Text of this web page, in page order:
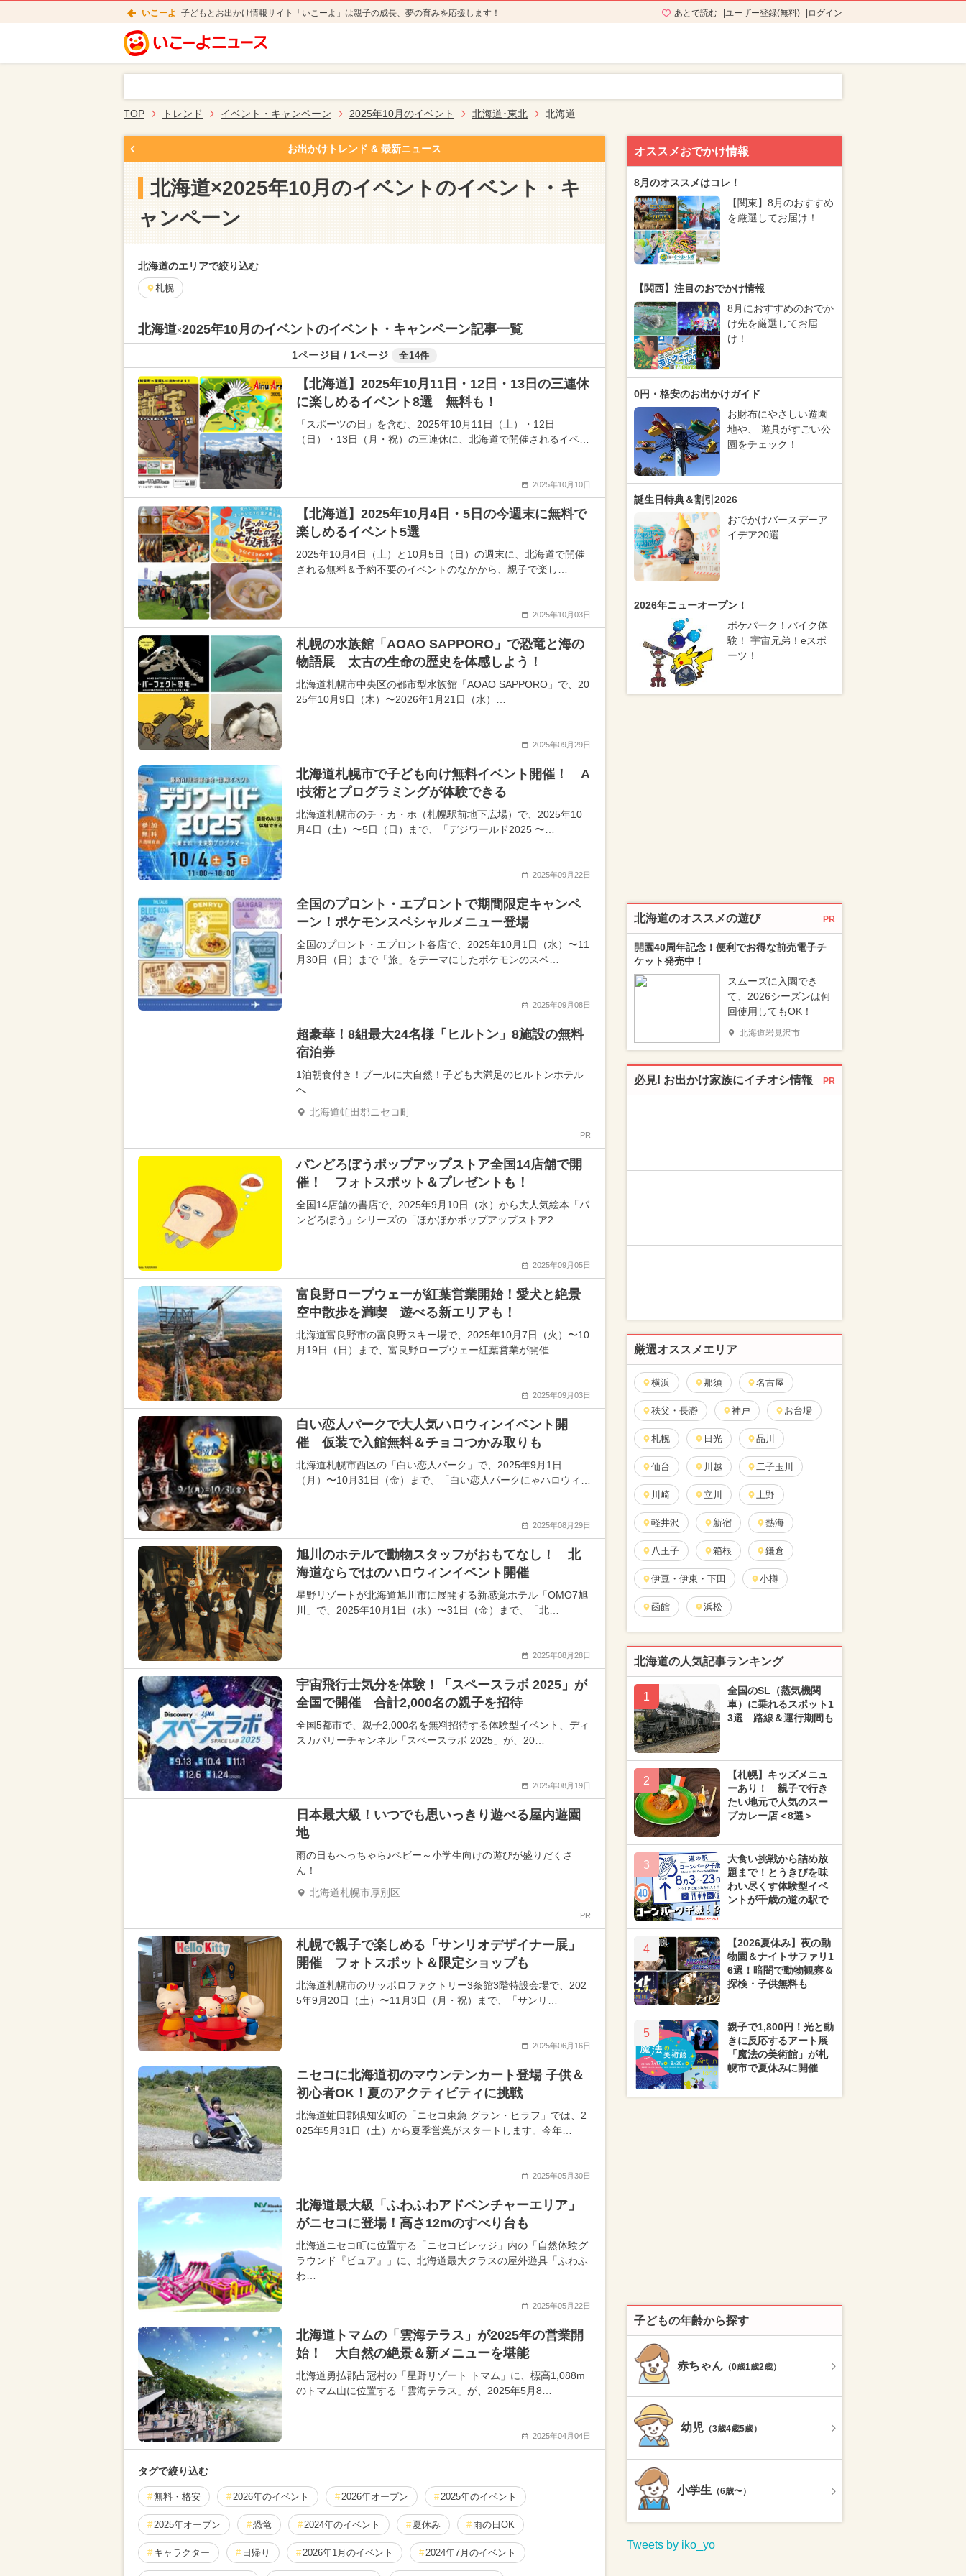
いこーよ 子どもとお出かけ情報サイト「いこーよ」は親子の成長、夢の育みを応援します！ あとで読む ユーザー登録(無料) ログイン
TOP トレンド イベント・キャンペーン 2025年10月のイベント 北海道･東北 北海道
お出かけトレンド & 最新ニュース
北海道×2025年10月のイベントのイベント・キ
ャンペーン
北海道のエリアで絞り込む
札幌
北海道×2025年10月のイベントのイベント・キャンペーン記事一覧
1ページ目 / 1ページ 全14件
【北海道】2025年10月11日・12日・13日の三連休
に楽しめるイベント8選 無料も！
「スポーツの日」を含む、2025年10月11日（土）・12日
（日）・13日（月・祝）の三連休に、北海道で開催されるイベ…
2025年10月10日
【北海道】2025年10月4日・5日の今週末に無料で
楽しめるイベント5選
2025年10月4日（土）と10月5日（日）の週末に、北海道で開催
される無料＆予約不要のイベントのなかから、親子で楽し…
2025年10月03日
札幌の水族館「AOAO SAPPORO」で恐竜と海の
物語展 太古の生命の歴史を体感しよう！
北海道札幌市中央区の都市型水族館「AOAO SAPPORO」で、20
25年10月9日（木）〜2026年1月21日（水）…
2025年09月29日
北海道札幌市で子ども向け無料イベント開催！ A
I技術とプログラミングが体験できる
北海道札幌市のチ・カ・ホ（札幌駅前地下広場）で、2025年10
月4日（土）〜5日（日）まで、「デジワールド2025 〜…
2025年09月22日
全国のプロント・エプロントで期間限定キャンペ
ーン！ポケモンスペシャルメニュー登場
全国のプロント・エプロント各店で、2025年10月1日（水）〜11
月30日（日）まで「旅」をテーマにしたポケモンのスペ…
2025年09月08日
超豪華！8組最大24名様「ヒルトン」8施設の無料
宿泊券
1泊朝食付き！プールに大自然！子ども大満足のヒルトンホテル
へ
北海道虻田郡ニセコ町
PR
パンどろぼうポップアップストア全国14店舗で開
催！ フォトスポット＆プレゼントも！
全国14店舗の書店で、2025年9月10日（水）から大人気絵本「パ
ンどろぼう」シリーズの「ほかほかポップアップストア2…
2025年09月05日
富良野ロープウェーが紅葉営業開始！愛犬と絶景
空中散歩を満喫 遊べる新エリアも！
北海道富良野市の富良野スキー場で、2025年10月7日（火）〜10
月19日（日）まで、富良野ロープウェー紅葉営業が開催…
2025年09月03日
白い恋人パークで大人気ハロウィンイベント開
催 仮装で入館無料＆チョコつかみ取りも
北海道札幌市西区の「白い恋人パーク」で、2025年9月1日
（月）〜10月31日（金）まで、「白い恋人パークにゃハロウィ…
2025年08月29日
旭川のホテルで動物スタッフがおもてなし！ 北
海道ならではのハロウィンイベント開催
星野リゾートが北海道旭川市に展開する新感覚ホテル「OMO7旭
川」で、2025年10月1日（水）〜31日（金）まで、「北…
2025年08月28日
宇宙飛行士気分を体験！「スペースラボ 2025」が
全国で開催 合計2,000名の親子を招待
全国5都市で、親子2,000名を無料招待する体験型イベント、ディ
スカバリーチャンネル「スペースラボ 2025」が、20…
2025年08月19日
日本最大級！いつでも思いっきり遊べる屋内遊園
地
雨の日もへっちゃら♪ベビー～小学生向けの遊びが盛りだくさ
ん！
北海道札幌市厚別区
PR
札幌で親子で楽しめる「サンリオデザイナー展」
開催 フォトスポット＆限定ショップも
北海道札幌市のサッポロファクトリー3条館3階特設会場で、202
5年9月20日（土）〜11月3日（月・祝）まで、「サンリ…
2025年06月16日
ニセコに北海道初のマウンテンカート登場 子供＆
初心者OK！夏のアクティビティに挑戦
北海道虻田郡倶知安町の「ニセコ東急 グラン・ヒラフ」では、2
025年5月31日（土）から夏季営業がスタートします。今年…
2025年05月30日
北海道最大級「ふわふわアドベンチャーエリア」
がニセコに登場！高さ12mのすべり台も
北海道ニセコ町に位置する「ニセコビレッジ」内の「自然体験グ
ラウンド『ピュア』」に、北海道最大クラスの屋外遊具「ふわふ
わ…
2025年05月22日
北海道トマムの「雲海テラス」が2025年の営業開
始！ 大自然の絶景＆新メニューを堪能
北海道勇払郡占冠村の「星野リゾート トマム」に、標高1,088m
のトマム山に位置する「雲海テラス」が、2025年5月8…
2025年04月04日
タグで絞り込む
無料・格安 2026年のイベント 2026年オープン 2025年のイベント
2025年オープン 恐竜 2024年のイベント 夏休み 雨の日OK
キャラクター 日帰り 2026年1月のイベント 2024年7月のイベント
オススメおでかけ情報
8月のオススメはコレ！
【関東】8月のおすすめ
を厳選してお届け！
【関西】注目のおでかけ情報
8月におすすめのおでか
け先を厳選してお届
け！
0円・格安のお出かけガイド
お財布にやさしい遊園
地や、 遊具がすごい公
園をチェック！
誕生日特典＆割引2026
おでかけバースデーア
イデア20選
2026年ニューオープン！
ポケパーク！バイク体
験！ 宇宙兄弟！eスポ
ーツ！
北海道のオススメの遊び PR
開園40周年記念！便利でお得な前売電子チ
ケット発売中！
スムーズに入園でき
て、2026シーズンは何
回使用してもOK！
北海道岩見沢市
必見! お出かけ家族にイチオシ情報 PR
厳選オススメエリア
横浜 那須 名古屋
秩父・長瀞 神戸 お台場
札幌 日光 品川
仙台 川越 二子玉川
川崎 立川 上野
軽井沢 新宿 熱海
八王子 箱根 鎌倉
伊豆・伊東・下田 小樽
函館 浜松
北海道の人気記事ランキング
1
全国のSL（蒸気機関
車）に乗れるスポット1
3選 路線＆運行期間も
2
【札幌】キッズメニュ
ーあり！ 親子で行き
たい地元で人気のスー
プカレー店＜8選＞
3
大食い挑戦から詰め放
題まで！とうきびを味
わい尽くす体験型イベ
ントが千歳の道の駅で
4
【2026夏休み】夜の動
物園＆ナイトサファリ1
6選！暗闇で動物観察＆
探検・子供無料も
5
親子で1,800円！光と動
きに反応するアート展
「魔法の美術館」が札
幌市で夏休みに開催
子どもの年齢から探す
赤ちゃん （0歳1歳2歳）
幼児 （3歳4歳5歳）
小学生 （6歳〜）
Tweets by iko_yo